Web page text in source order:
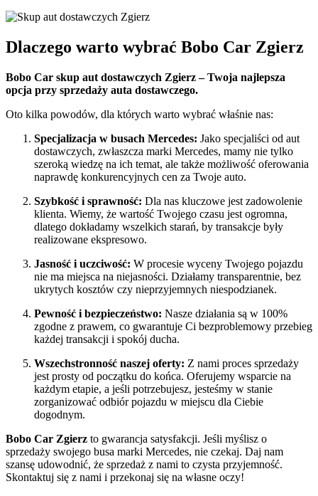
Dlaczego warto wybrać Bobo Car Zgierz
Bobo Car skup aut dostawczych Zgierz – Twoja najlepsza
opcja przy sprzedaży auta dostawczego.
Oto kilka powodów, dla których warto wybrać właśnie nas:
Specjalizacja w busach Mercedes: Jako specjaliści od aut
dostawczych, zwłaszcza marki Mercedes, mamy nie tylko
szeroką wiedzę na ich temat, ale także możliwość oferowania
naprawdę konkurencyjnych cen za Twoje auto.
Szybkość i sprawność: Dla nas kluczowe jest zadowolenie
klienta. Wiemy, że wartość Twojego czasu jest ogromna,
dlatego dokładamy wszelkich starań, by transakcje były
realizowane ekspresowo.
Jasność i uczciwość: W procesie wyceny Twojego pojazdu
nie ma miejsca na niejasności. Działamy transparentnie, bez
ukrytych kosztów czy nieprzyjemnych niespodzianek.
Pewność i bezpieczeństwo: Nasze działania są w 100%
zgodne z prawem, co gwarantuje Ci bezproblemowy przebieg
każdej transakcji i spokój ducha.
Wszechstronność naszej oferty: Z nami proces sprzedaży
jest prosty od początku do końca. Oferujemy wsparcie na
każdym etapie, a jeśli potrzebujesz, jesteśmy w stanie
zorganizować odbiór pojazdu w miejscu dla Ciebie
dogodnym.
Bobo Car Zgierz to gwarancja satysfakcji. Jeśli myślisz o
sprzedaży swojego busa marki Mercedes, nie czekaj. Daj nam
szansę udowodnić, że sprzedaż z nami to czysta przyjemność.
Skontaktuj się z nami i przekonaj się na własne oczy!